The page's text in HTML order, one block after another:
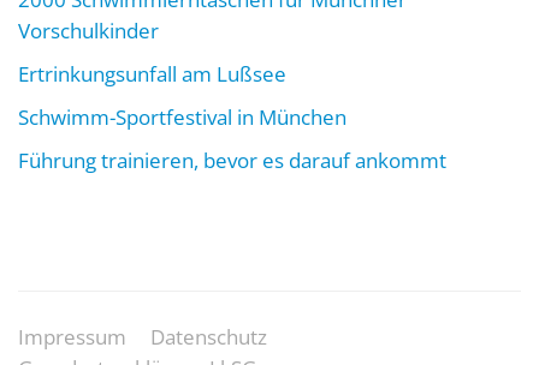
Vorschulkinder
Ertrinkungsunfall am Lußsee
Schwimm-Sportfestival in München
Führung trainieren, bevor es darauf ankommt
Impressum
Datenschutz